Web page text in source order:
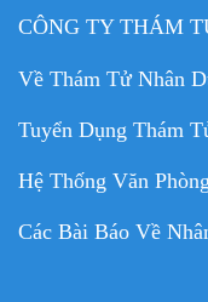
CÔNG TY THÁM
Về Thám Tử Nhân
Tuyển Dụng Thám
Hệ Thống Văn Phòng
Các Bài Báo Về